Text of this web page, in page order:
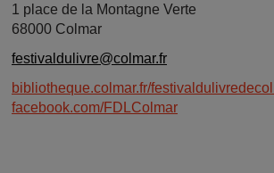
1 place de la Montagne Verte
68000 Colmar
festivaldulivre@colmar.fr
bibliotheque.colmar.fr/
facebook.com/FDLColmar